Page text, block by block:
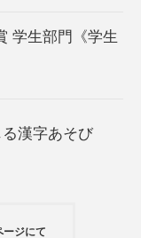
学生部門《学生
漢字あそび
ージにて